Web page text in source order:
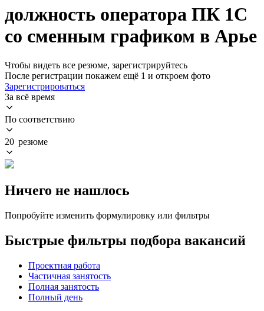
должность оператора ПК 1С
со сменным графиком в Арье
Чтобы видеть все резюме, зарегистрируйтесь
После регистрации покажем ещё 1 и откроем фото
Зарегистрироваться
За всё время
По соответствию
20 резюме
Ничего не нашлось
Попробуйте изменить формулировку или фильтры
Быстрые фильтры подбора вакансий
Проектная работа
Частичная занятость
Полная занятость
Полный день